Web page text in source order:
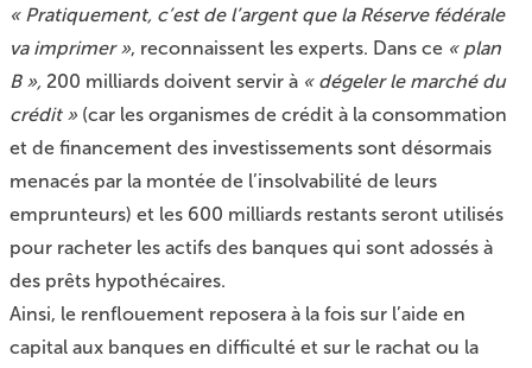
« Pratiquement, c’est de l’argent que la Réserve fédérale
va imprimer », reconnaissent les experts. Dans ce « plan
B », 200 milliards doivent servir à « dégeler le marché du
crédit »(car les organismes de crédit à la consommation
et de financement des investissements sont désormais
menacés par la montée de l’insolvabilité de leurs
emprunteurs) et les 600 milliards restants seront utilisés
pour racheter les actifs des banques qui sont adossés à
des prêts hypothécaires.
Ainsi, le renflouement reposera à la fois sur l’aide en
capital aux banques en difficulté et sur le rachat ou la